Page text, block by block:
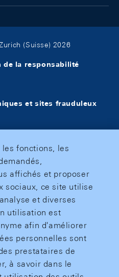
(Suisse) 2026
de la responsabilité
et sites frauduleux
fonctions, les
affichés et proposer
sociaux, ce site utilise
et diverses
utilisation est
afin d'améliorer
personnelles sont
prestataires de
à savoir dans le